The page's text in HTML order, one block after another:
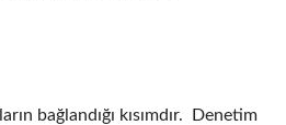
bağlandığı kısımdır. Denetim